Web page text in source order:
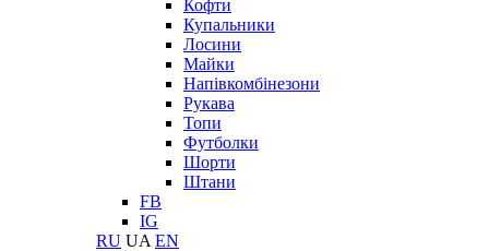
Кофти
Купальники
Лосини
Майки
Напівкомбінезони
Рукава
Топи
Футболки
Шорти
Штани
FB
IG
RU UA EN